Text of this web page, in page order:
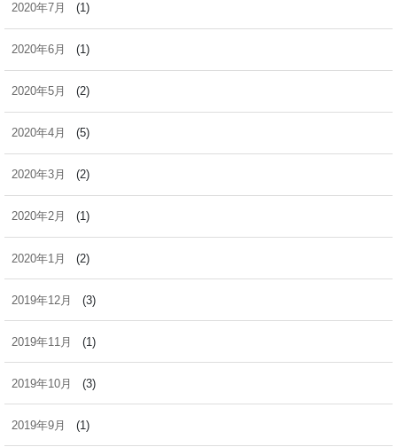
2020年7月 (1)
2020年6月 (1)
2020年5月 (2)
2020年4月 (5)
2020年3月 (2)
2020年2月 (1)
2020年1月 (2)
2019年12月 (3)
2019年11月 (1)
2019年10月 (3)
2019年9月 (1)